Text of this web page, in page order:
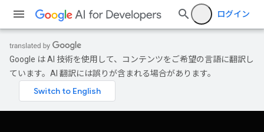
ログイン
Google は AI 技術を使用して、コンテンツをご希望の言語に翻訳し
ています。AI 翻訳には誤りが含まれる場合があります。